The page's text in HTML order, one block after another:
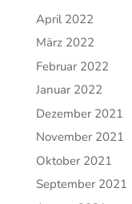
April 2022
März 2022
Februar 2022
Januar 2022
Dezember 2021
November 2021
Oktober 2021
September 2021